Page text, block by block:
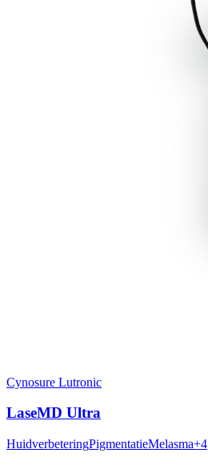
Cynosure Lutronic
LaseMD Ultra
HuidverbeteringPigmentatieMelasma+4